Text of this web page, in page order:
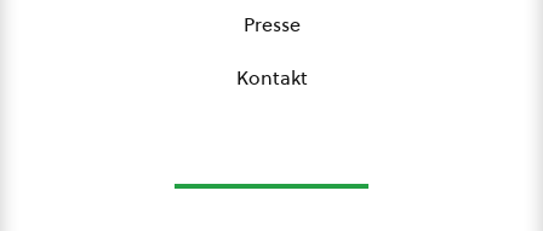
Presse
Kontakt